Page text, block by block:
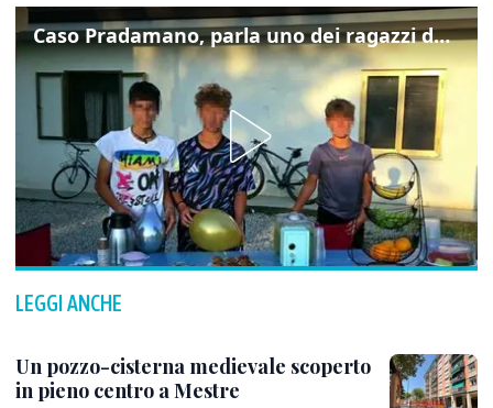
Caso Pradamano, parla uno dei ragazzi denunciati per la limonata: "Volevo anche aiutare i miei"
LEGGI ANCHE
Un pozzo-cisterna medievale scoperto
in pieno centro a Mestre